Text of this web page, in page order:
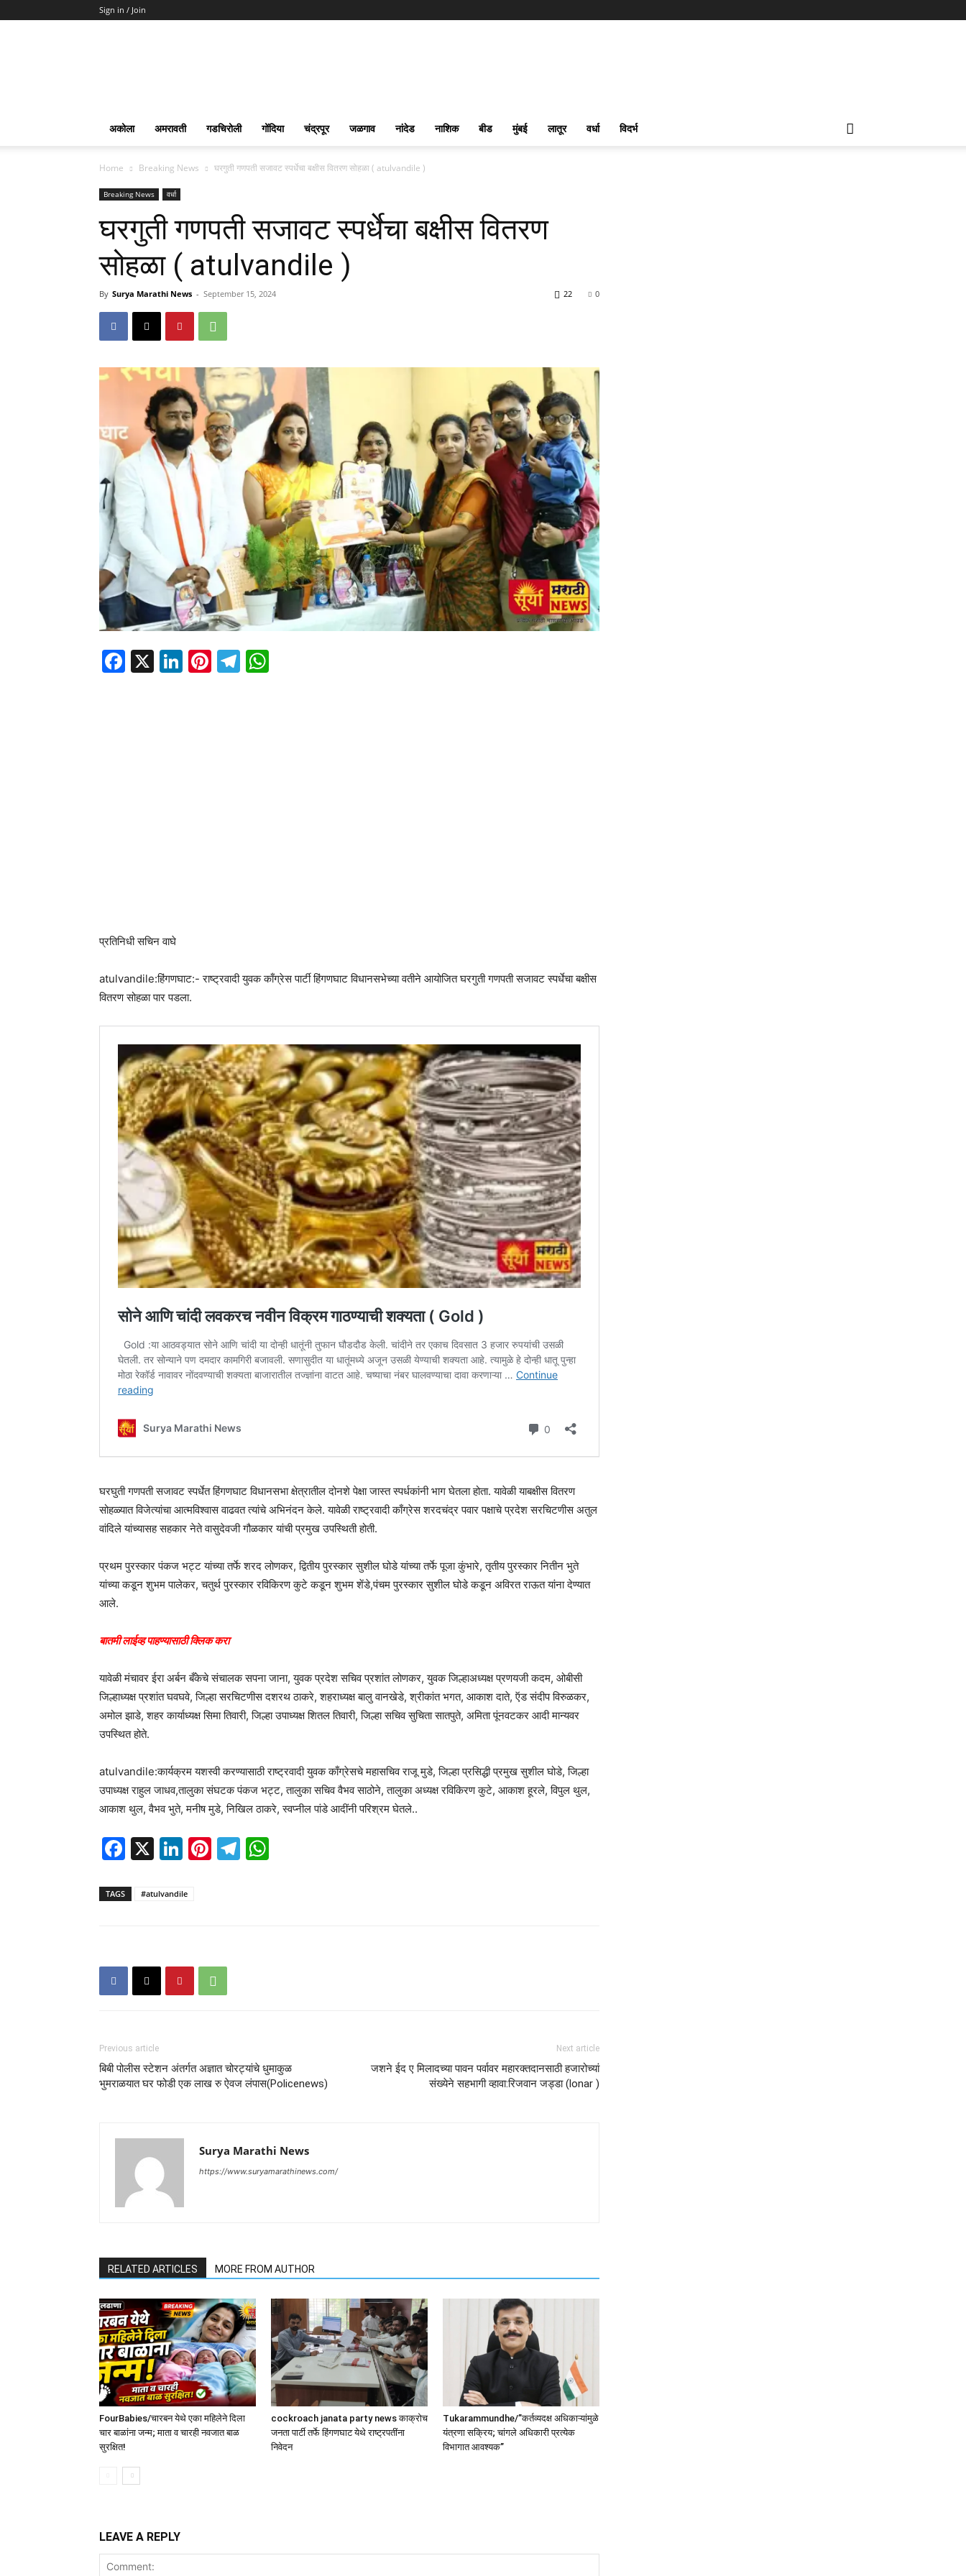
Sign in / Join
अकोला अमरावती गडचिरोली गोंदिया चंद्रपूर जळगाव नांदेड नाशिक बीड मुंबई लातूर वर्धा विदर्भ
Home Breaking News घरगुती गणपती सजावट स्पर्धेचा बक्षीस वितरण सोहळा ( atulvandile )
Breaking News वर्धा
घरगुती गणपती सजावट स्पर्धेचा बक्षीस वितरण
सोहळा ( atulvandile )
By Surya Marathi News - September 15, 2024 0
22
Facebook
X LinkedIn
Pinterest
Telegram
प्रतिनिधी सचिन वाघे
atulvandile:हिंगणघाट:- राष्ट्रवादी युवक काँग्रेस पार्टी हिंगणघाट विधानसभेच्या वतीने आयोजित घरगुती गणपती सजावट स्पर्धेचा बक्षीस
वितरण सोहळा पार पडला.
घरघुती गणपती सजावट स्पर्धेत हिंगणघाट विधानसभा क्षेत्रातील दोनशे पेक्षा जास्त स्पर्धकांनी भाग घेतला होता. यावेळी याबक्षीस वितरण
सोहळ्यात विजेत्यांचा आत्मविश्वास वाढवत त्यांचे अभिनंदन केले. यावेळी राष्ट्रवादी काँग्रेस शरदचंद्र पवार पक्षाचे प्रदेश सरचिटणीस अतुल
वांदिले यांच्यासह सहकार नेते वासुदेवजी गौळकार यांची प्रमुख उपस्थिती होती.
प्रथम पुरस्कार पंकज भट्ट यांच्या तर्फे शरद लोणकर, द्वितीय पुरस्कार सुशील घोडे यांच्या तर्फे पूजा कुंभारे, तृतीय पुरस्कार नितीन भुते
यांच्या कडून शुभम पालेकर, चतुर्थ पुरस्कार रविकिरण कुटे कडून शुभम शेंडे,पंचम पुरस्कार सुशील घोडे कडून अविरत राऊत यांना देण्यात
आले.
बातमी लाईव्ह पाहण्यासाठी क्लिक करा
यावेळी मंचावर ईरा अर्बन बँकेचे संचालक सपना जाना, युवक प्रदेश सचिव प्रशांत लोणकर, युवक जिल्हाअध्यक्ष प्रणयजी कदम, ओबीसी
जिल्हाध्यक्ष प्रशांत घवघवे, जिल्हा सरचिटणीस दशरथ ठाकरे, शहराध्यक्ष बालु वानखेडे, श्रीकांत भगत, आकाश दाते, ऍड संदीप विरुळकर,
अमोल झाडे, शहर कार्याध्यक्ष सिमा तिवारी, जिल्हा उपाध्यक्ष शितल तिवारी, जिल्हा सचिव सुचिता सातपुते, अमिता पूंनवटकर आदी मान्यवर
उपस्थित होते.
atulvandile:कार्यक्रम यशस्वी करण्यासाठी राष्ट्रवादी युवक काँग्रेसचे महासचिव राजू मुडे, जिल्हा प्रसिद्धी प्रमुख सुशील घोडे, जिल्हा
उपाध्यक्ष राहुल जाधव,तालुका संघटक पंकज भट्ट, तालुका सचिव वैभव साठोने, तालुका अध्यक्ष रविकिरण कुटे, आकाश हूरले, विपुल थुल,
आकाश थुल, वैभव भुते, मनीष मुडे, निखिल ठाकरे, स्वप्नील पांडे आदींनी परिश्रम घेतले..
Facebook
X LinkedIn
Pinterest
Telegram
TAGS #atulvandile
Previous article
बिबी पोलीस स्टेशन अंतर्गत अज्ञात चोरट्यांचे धुमाकुळ
भुमराळयात घर फोडी एक लाख रु ऐवज लंपास(Policenews)
Next article
जशने ईद ए मिलादच्या पावन पर्वावर महारक्तदानसाठी हजारोच्यां
संख्येने सहभागी व्हावा:रिजवान जड्डा (lonar )
Surya Marathi News
https://www.suryamarathinews.com/
RELATED ARTICLES MORE FROM AUTHOR
FourBabies/चारबन येथे एका महिलेने दिला
चार बाळांना जन्म; माता व चारही नवजात बाळ
सुरक्षित!
cockroach janata party news काक्रोच
जनता पार्टी तर्फे हिंगणघाट येथे राष्ट्रपतींना
निवेदन
Tukarammundhe/”कर्तव्यदक्ष अधिकाऱ्यांमुळे
यंत्रणा सक्रिय; चांगले अधिकारी प्रत्येक
विभागात आवश्यक”
LEAVE A REPLY